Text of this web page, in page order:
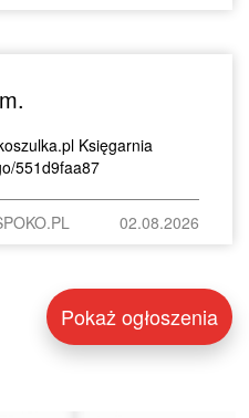
Księgarnia
551d9faa87
02.08.2026
Pokaż ogłoszenia